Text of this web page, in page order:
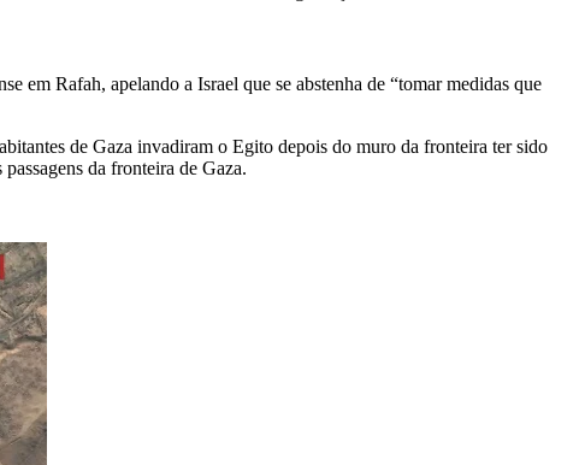
em Rafah, apelando a Israel que se abstenha de “tomar medidas que
de Gaza invadiram o Egito depois do muro da fronteira ter sido
da fronteira de Gaza.